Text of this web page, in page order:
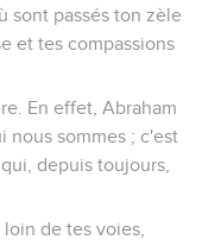
sont passés ton zèle
et tes compassions
En effet, Abraham
nous sommes ; c'est
depuis toujours,
de tes voies,